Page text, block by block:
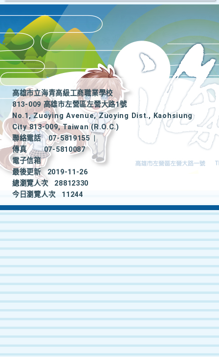
高雄市立海青高級工商職業學校
813-009 高雄市左營區左營大路1號
No.1, Zuoying Avenue, Zuoying Dist., Kaohsiung
City 813-009, Taiwan (R.O.C.)
聯絡電話
07-5819155
|
傳真
07-5810087
電子信箱
最後更新
2019-11-26
總瀏覽人次
28812330
今日瀏覽人次
11244